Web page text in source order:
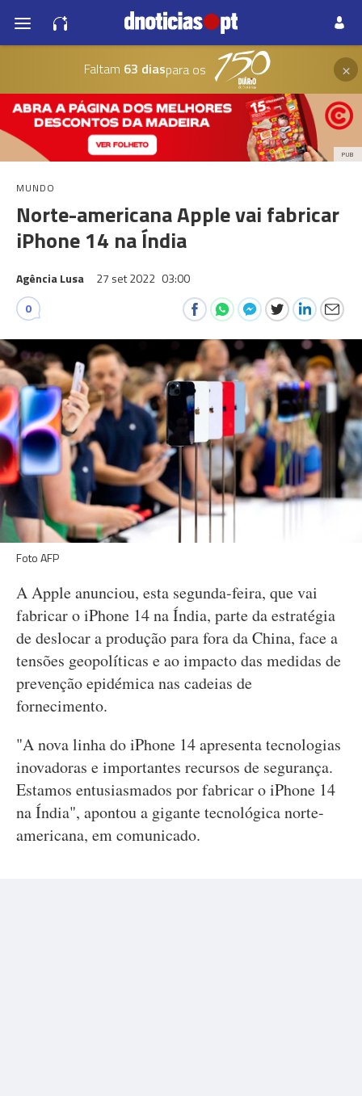
Faltam 63 diaspara os ×
PUB
MUNDO
Norte-americana Apple vai fabricar
iPhone 14 na Índia
Agência Lusa 27 set 2022 03:00
0
Foto AFP
A Apple anunciou, esta segunda-feira, que vai
fabricar o iPhone 14 na Índia, parte da estratégia
de deslocar a produção para fora da China, face a
tensões geopolíticas e ao impacto das medidas de
prevenção epidémica nas cadeias de
fornecimento.
"A nova linha do iPhone 14 apresenta tecnologias
inovadoras e importantes recursos de segurança.
Estamos entusiasmados por fabricar o iPhone 14
na Índia", apontou a gigante tecnológica norte-
americana, em comunicado.